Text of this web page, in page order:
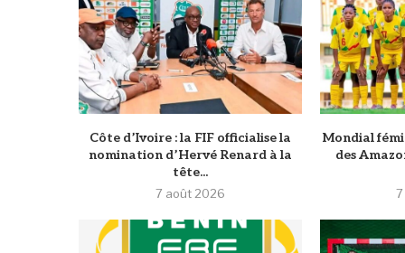
Côte d’Ivoire : la FIF officialise la
nomination d’Hervé Renard à la
tête...
7 août 2026
Mondial
des